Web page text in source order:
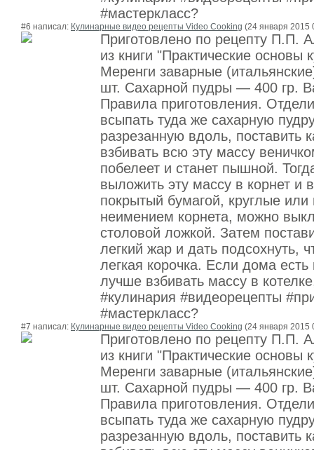
#мастеркласс?
#6 написал: Кулинарные видео рецепты Video Cooking (24 января 2015
Приготовлено по рецепту П.П.
из книги "Практические основы
Меренги заварные
шт. Сахарной пудры — 400 гр.
Правила приготовления.
всыпать туда же сахарную
разрезанную вдоль, поставить
взбивать всю эту массу
побелеет и станет пышной.
выложить эту массу в корнет и
покрытый бумагой, круглые
неимением корнета, можно
столовой ложкой. Затем
легкий жар и дать подсохнуть,
легкая корочка. Если дома есть
лучше взбивать массу в
#кулинария #видеорецепты
#мастеркласс?
#7 написал: Кулинарные видео рецепты Video Cooking (24 января 2015
Приготовлено по рецепту П.П.
из книги "Практические основы
Меренги заварные
шт. Сахарной пудры — 400 гр.
Правила приготовления.
всыпать туда же сахарную
разрезанную вдоль, поставить